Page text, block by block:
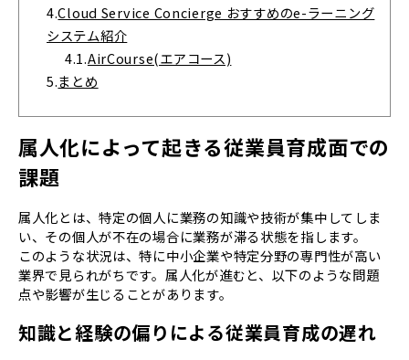
4.Cloud Service Concierge おすすめのe-ラーニング
システム紹介
4.1.AirCourse(エアコース)
5.まとめ
属人化によって起きる従業員育成面での
課題
属人化とは、特定の個人に業務の知識や技術が集中してしま
い、その個人が不在の場合に業務が滞る状態を指します。
このような状況は、特に中小企業や特定分野の専門性が高い
業界で見られがちです。属人化が進むと、以下のような問題
点や影響が生じることがあります。
知識と経験の偏りによる従業員育成の遅れ